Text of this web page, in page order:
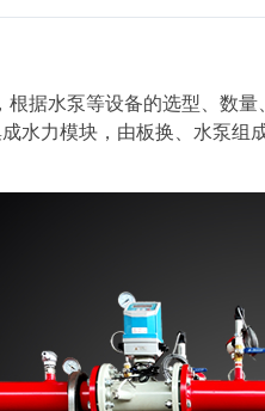
根据水泵等设备的选型、数
水力模块， 由板换、水泵组